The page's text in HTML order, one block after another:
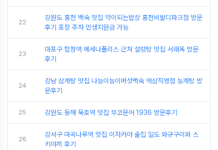
22
강원도 홍천 백숙 맛집 약이되는밥상 홍천비발디파크점 방문
후기 포장 주차 민생지원금 가능
23
마포구 합정역 메세나폴리스 근처 설렁탕 맛집 서래옥 방문
후기
24
강남 삼계탕 맛집 나능이능이버섯백숙 역삼직영점 능계탕 방
문후기
25 강원도 동해 묵호역 맛집 무코문어 1936 방문후기
26
강서구 마곡나루역 맛집 이자카야 술집 일도 와규구이와 스
키야끼 후기